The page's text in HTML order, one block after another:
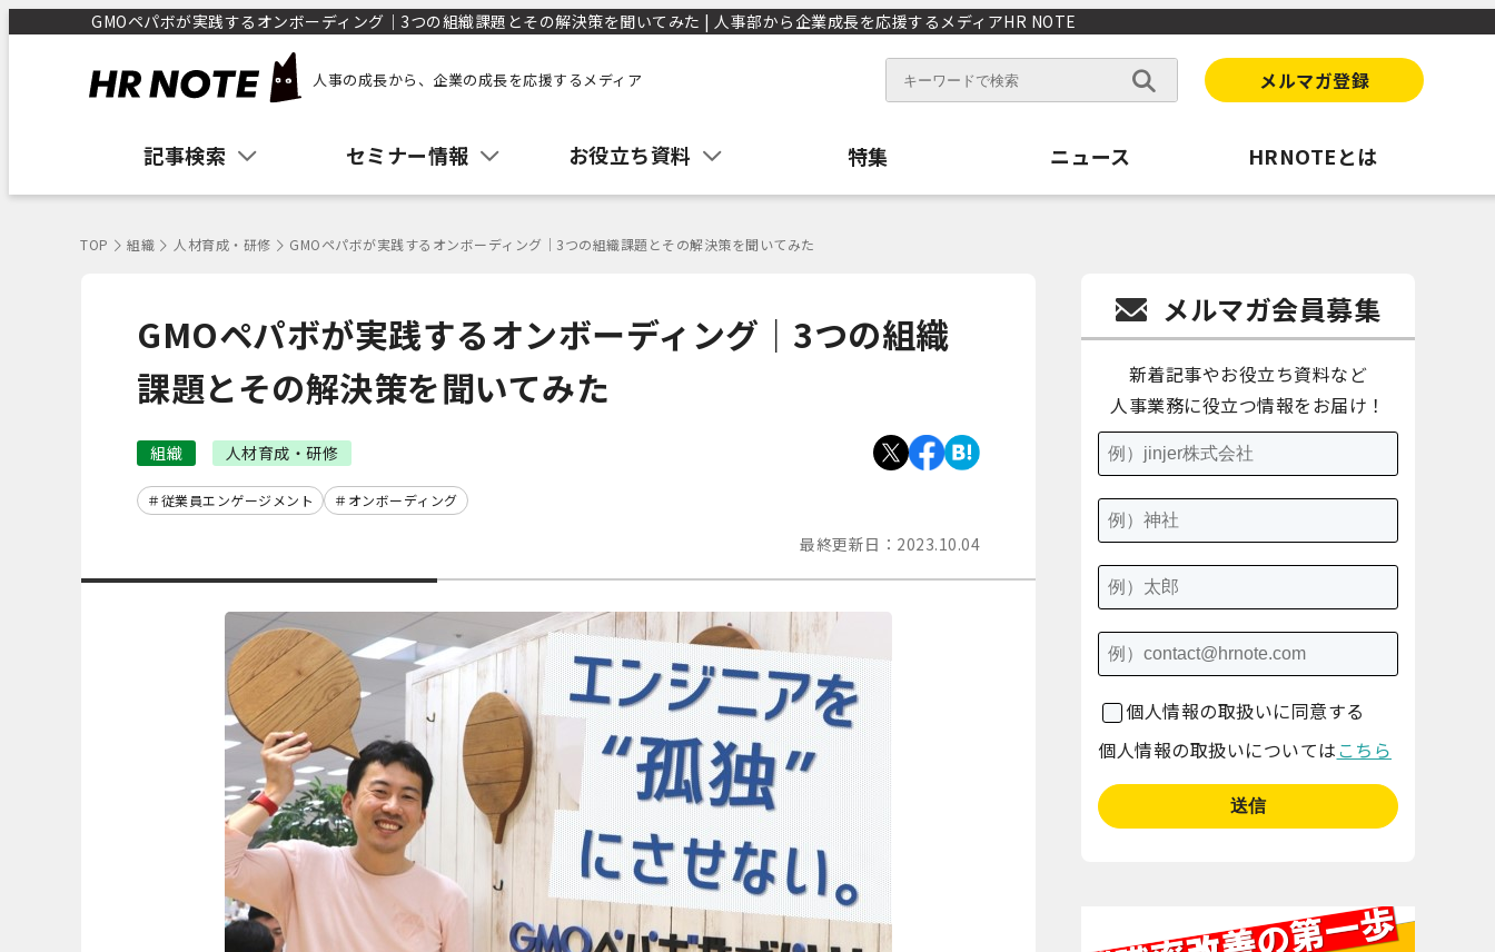
GMOペパボが実践するオンボーディング｜3つの組織課題とその解決策を聞いてみた | 人事部から企業成長を応援するメディアHR NOTE
人事の成長から、企業の成長を応援するメディア メルマガ登録
記事検索 セミナー情報 お役立ち資料 特集 ニュース HRNOTEとは
TOP 組織 人材育成・研修 GMOペパボが実践するオンボーディング｜3つの組織課題とその解決策を聞いてみた
GMOペパボが実践するオンボーディング｜3つの組織
課題とその解決策を聞いてみた
組織 人材育成・研修
従業員エンゲージメント オンボーディング
最終更新日： 2023.10.04
メルマガ会員募集
新着記事やお役立ち資料など
人事業務に役立つ情報をお届け！
個人情報の取扱いに同意する
個人情報の取扱いについては こちら